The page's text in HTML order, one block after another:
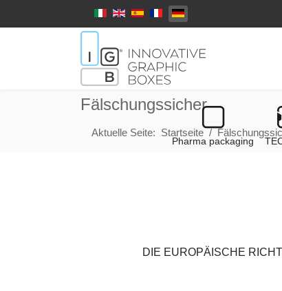
Select your language
Pharma packaging
Fälschungssicher
Aktuelle Seite: Startseite
DIE EUROPÄISCHE